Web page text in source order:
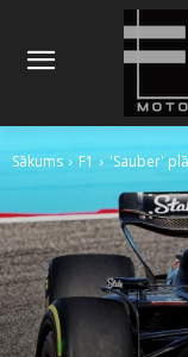
Sākums F1 'Sauber'